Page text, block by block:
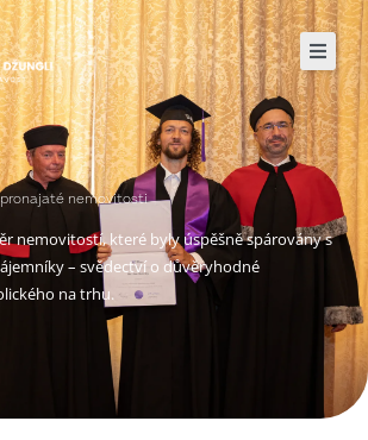
nemovitosti
nemovitostí, které byly úspěšně spárovány s
– svědectví o důvěryhodné
na trhu.